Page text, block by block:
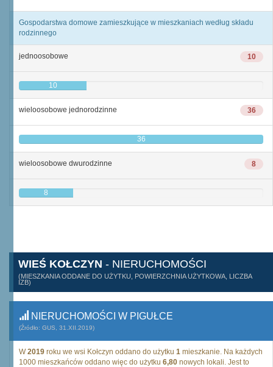
Gospodarstwa domowe zamieszkujące w mieszkaniach według składu
rodzinnego
10
jednoosobowe
10
36
wieloosobowe jednorodzinne
36
8
wieloosobowe dwurodzinne
8
WIEŚ KOŁCZYN - NIERUCHOMOŚCI
(MIESZKANIA ODDANE DO UŻYTKU, POWIERZCHNIA UŻYTKOWA, LICZBA
IZB)
NIERUCHOMOŚCI W PIGUŁCE
(Źródło: GUS, 31.XII.2019)
W2019 roku we wsi Kołczyn oddano do użytku 1 mieszkanie. Na każdych
1000 mieszkańców oddano więc do użytku 6,80 nowych lokali. Jest to